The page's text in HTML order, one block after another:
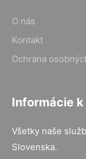
O nás
Kontakt
Ochrana
Informácie
Všetky naše
Slovenska.